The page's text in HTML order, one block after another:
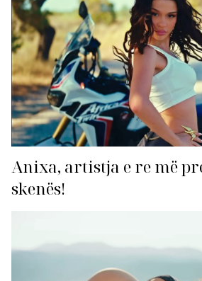
Anixa, artistja e re më
skenës!